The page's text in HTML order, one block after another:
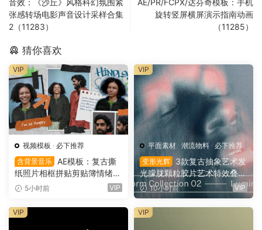
音效：《沙丘》风格科幻氛围紧
张感转场电影声音设计采样合集
2（11283）
AE/PR/FCPX/达芬奇模板：手机
旋转竖屏横屏演示指南动画
（11285）
猜你喜欢
视频模板 · 必下推荐
含背景音乐
AE模板：复古撕
纸照片相框拼贴剪贴簿情绪板
旅游日记手账电影VLOG短片
5小时前 VIP
VIP
平面素材· 潮流物料 · 必下推荐
变形光辉
3款复古抽象艺术发
光朦胧颗粒胶片艺术特效叠加
PSD特效样机组合 Orbyt Stu
dio – Transform Collection 0
2 – Luminous（16162）
10小时前 VIP
VIP
VIP VIP